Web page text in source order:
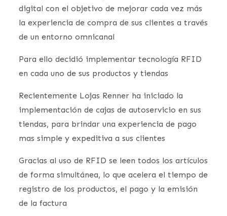
digital con el objetivo de mejorar cada vez más
la experiencia de compra de sus clientes a través
de un entorno omnicanal
Para ello decidió implementar tecnología RFID
en cada uno de sus productos y tiendas
Recientemente Lojas Renner ha iniciado la
implementación de cajas de autoservicio en sus
tiendas, para brindar una experiencia de pago
mas simple y expeditiva a sus clientes
Gracias al uso de RFID se leen todos los artículos
de forma simultánea, lo que acelera el tiempo de
registro de los productos, el pago y la emisión
de la factura